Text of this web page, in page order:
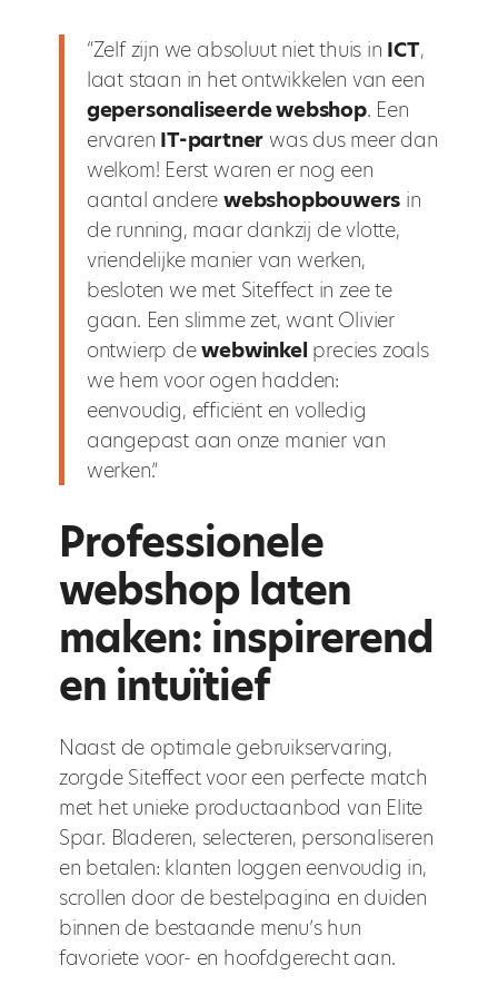
“Zelf zijn we absoluut niet thuis in ICT,
laat staan in het ontwikkelen van een
gepersonaliseerde webshop. Een
ervaren IT-partner was dus meer dan
welkom! Eerst waren er nog een
aantal andere webshopbouwers in
de running, maar dankzij de vlotte,
vriendelijke manier van werken,
besloten we met Siteffect in zee te
gaan. Een slimme zet, want Olivier
ontwierp dewebwinkelprecies zoals
we hem voor ogen hadden:
eenvoudig, efficiënt en volledig
aangepast aan onze manier van
werken.”
Professionele
webshoplaten
maken: inspirerend
en intuïtief
Naast de optimale gebruikservaring,
zorgde Siteffect voor een perfecte match
met het unieke productaanbod van Elite
Spar. Bladeren, selecteren, personaliseren
en betalen: klanten loggen eenvoudig in,
scrollen door de bestelpagina en duiden
binnen de bestaande menu’s hun
favoriete voor- en hoofdgerecht aan.